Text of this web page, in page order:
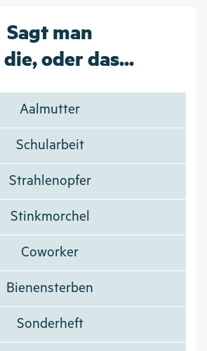
Sagt man
oder das...
Aalmutter
Schularbeit
Strahlenopfer
Stinkmorchel
Coworker
Bienensterben
Sonderheft